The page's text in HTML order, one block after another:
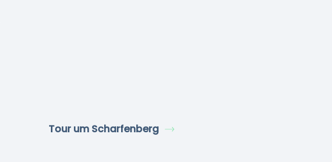
Tour um Scharfenberg